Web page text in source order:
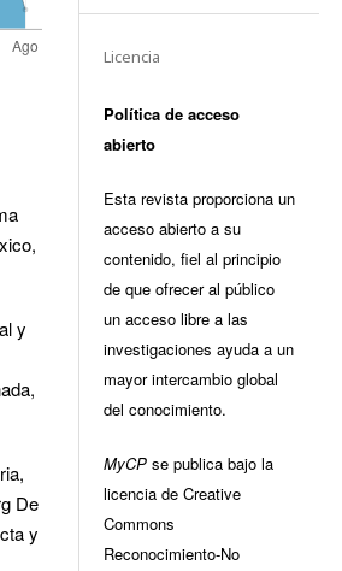
y
De
y
Licencia
Política de acceso
abierto
Esta revista proporciona un
acceso abierto a su
contenido, fiel al principio
de que ofrecer al público
un acceso libre a las
investigaciones ayuda a un
mayor intercambio global
del conocimiento.
MyCP se publica bajo la
licencia de Creative
Commons
Reconocimiento-No